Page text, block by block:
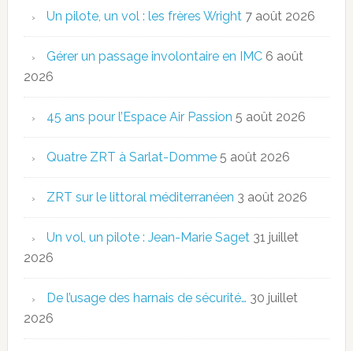
Un pilote, un vol : les frères Wright 7 août 2026
Gérer un passage involontaire en IMC 6 août
2026
45 ans pour l’Espace Air Passion 5 août 2026
Quatre ZRT à Sarlat-Domme 5 août 2026
ZRT sur le littoral méditerranéen 3 août 2026
Un vol, un pilote : Jean-Marie Saget 31 juillet
2026
De l’usage des harnais de sécurité… 30 juillet
2026